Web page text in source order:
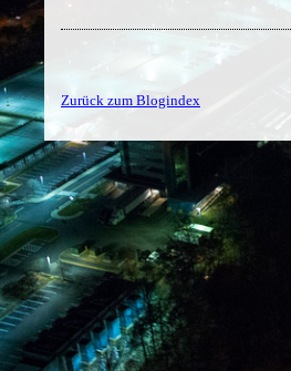
Zurück zum Blogindex